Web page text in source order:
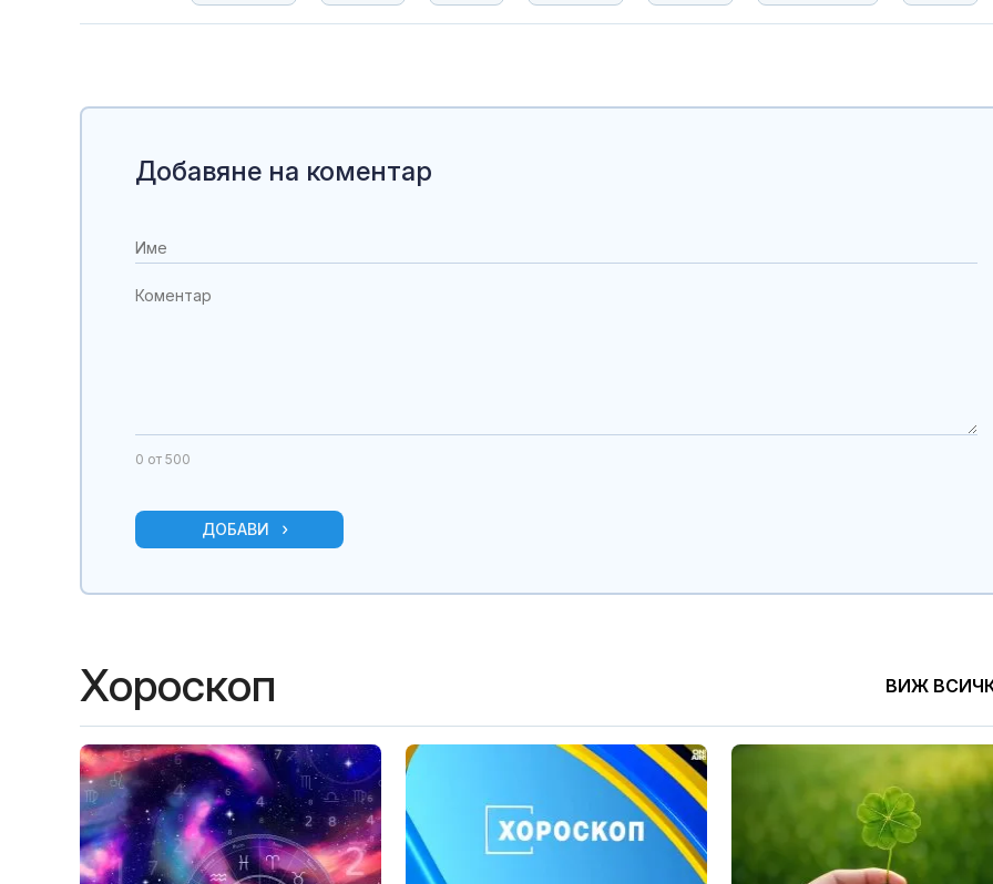
Добавяне на коментар
0 от 500
ДОБАВИ
Хороскоп ВИЖ